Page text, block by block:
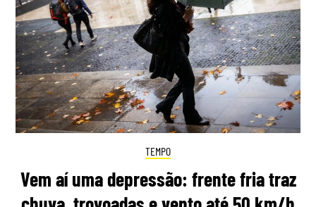
TEMPO
Vem aí uma depressão: frente fria traz